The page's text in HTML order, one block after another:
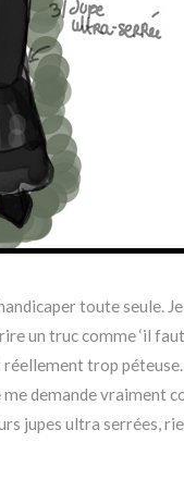
toute seule.
un truc comme ‘il
trop
me demande vraiment
jupes ultra serrées,